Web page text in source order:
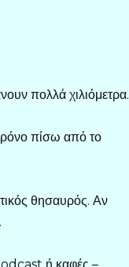
πολλά χιλιόμετρα.
πίσω από το
θησαυρός. Αν